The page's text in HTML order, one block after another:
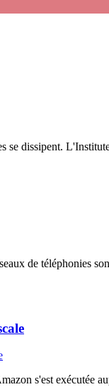
se dissipent.
de téléphonies
s'est exécutée